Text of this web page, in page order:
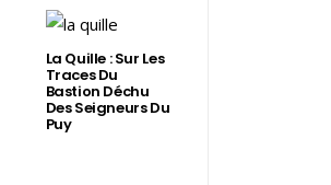
La Quille : Sur Les
Traces Du
Bastion Déchu
Des Seigneurs Du
Puy